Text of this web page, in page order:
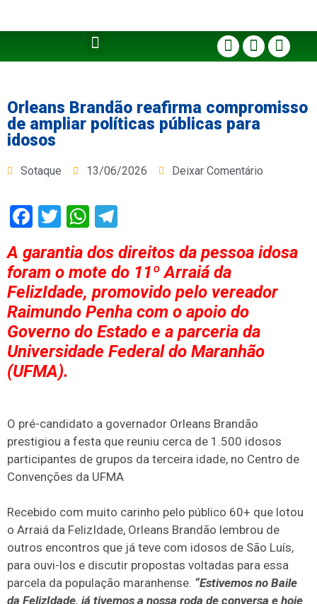
Orleans Brandão reafirma compromisso
de ampliar políticas públicas para
idosos
Sotaque 13/06/2026 Deixar Comentário
Facebook
TwitterWhatsApp
A garantia dos direitos da pessoa idosa
foram o mote do 11º Arraiá da
FelizIdade, promovido pelo vereador
Raimundo Penha com o apoio do
Governo do Estado e a parceria da
Universidade Federal do Maranhão
(UFMA).
O pré-candidato a governador Orleans Brandão
prestigiou a festa que reuniu cerca de 1.500 idosos
participantes de grupos da terceira idade, no Centro de
Convenções da UFMA
Recebido com muito carinho pelo público 60+ que lotou
o Arraiá da FelizIdade, Orleans Brandão lembrou de
outros encontros que já teve com idosos de São Luís,
para ouvi-los e discutir propostas voltadas para essa
parcela da população maranhense. “Estivemos no Baile
da FelizIdade, já tivemos a nossa roda de conversa e hoje